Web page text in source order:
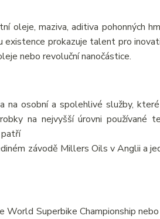
oleje, maziva, aditiva pohonných
existence prokazuje talent pro
nebo revoluční nanočástice.
osobní a spolehlivé služby,
na nejvyšší úrovni používané
závodě Millers Oils v Anglii a
World Superbike Championship